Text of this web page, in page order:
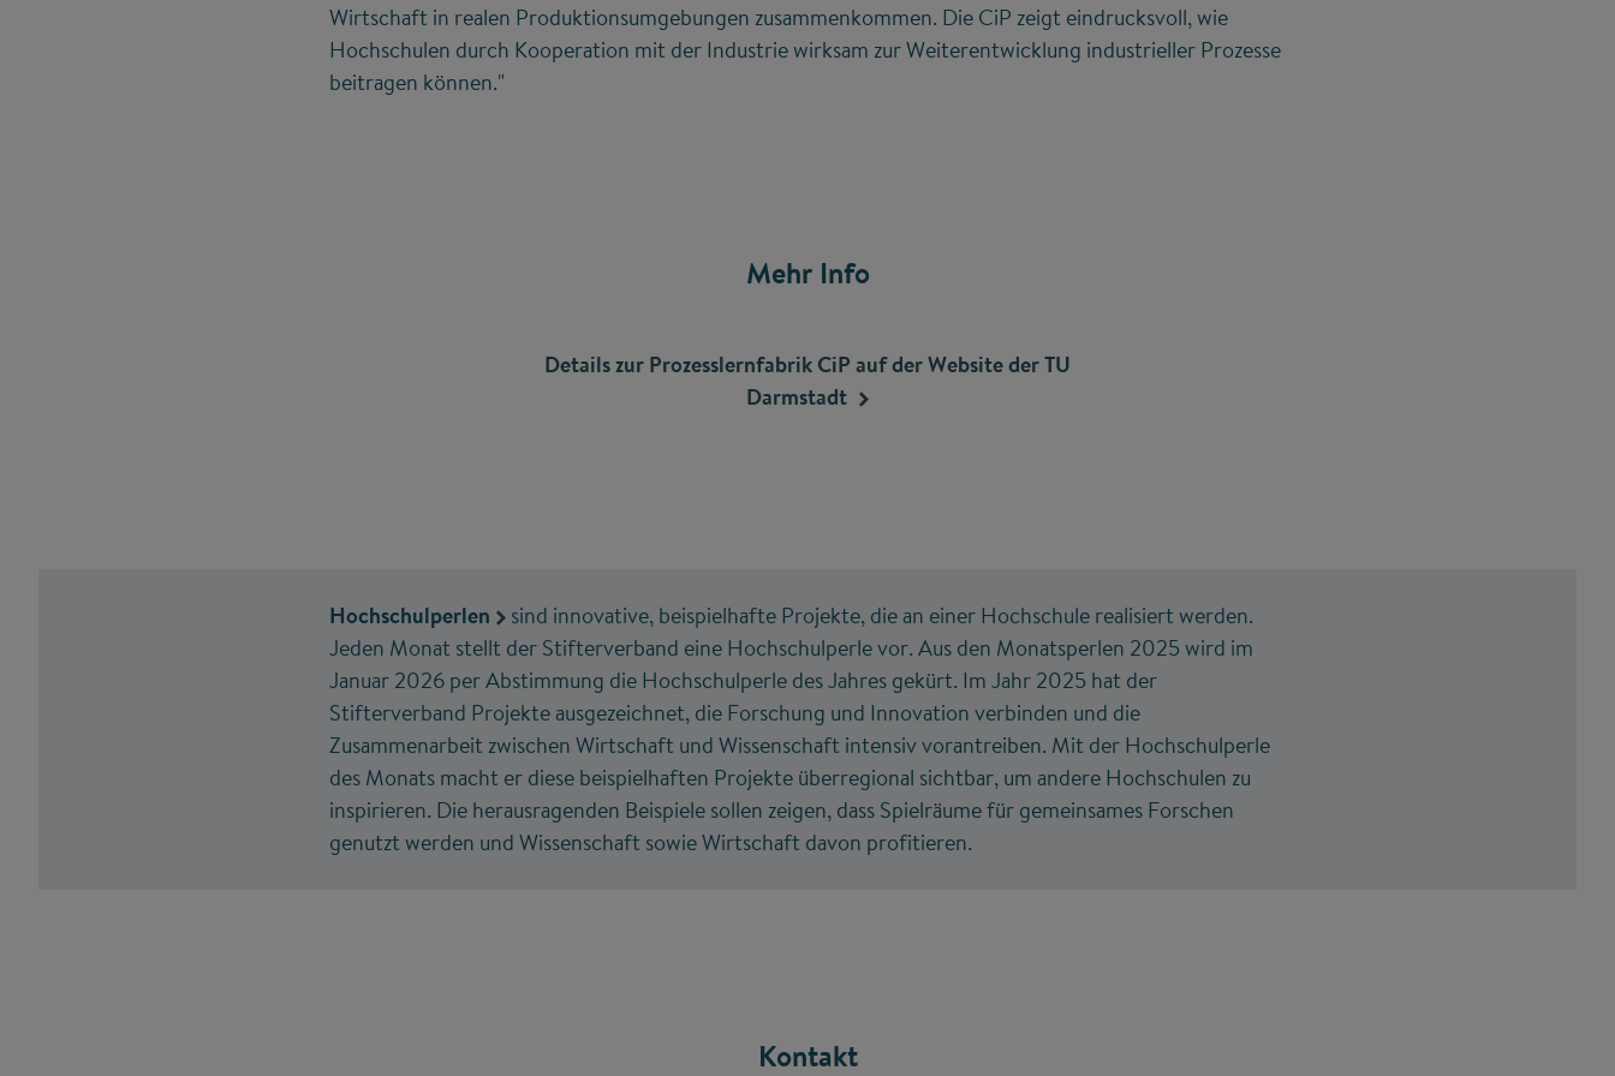
Wirtschaft in realen Produktionsumgebungen zusammenkommen. Die CiP zeigt eindrucksvoll, wie
Hochschulen durch Kooperation mit der Industrie wirksam zur Weiterentwicklung industrieller Prozesse
beitragen können."
Mehr Info
Details zur Prozesslernfabrik CiP auf der Website der TU
Darmstadt
Hochschulperlen
sind innovative, beispielhafte Projekte, die an einer Hochschule realisiert werden.
Jeden Monat stellt der Stifterverband eine Hochschulperle vor. Aus den Monatsperlen 2025 wird im
Januar 2026 per Abstimmung die Hochschulperle des Jahres gekürt. Im Jahr 2025 hat der
Stifterverband Projekte ausgezeichnet, die Forschung und Innovation verbinden und die
Zusammenarbeit zwischen Wirtschaft und Wissenschaft intensiv vorantreiben. Mit der Hochschulperle
des Monats macht er diese beispielhaften Projekte überregional sichtbar, um andere Hochschulen zu
inspirieren. Die herausragenden Beispiele sollen zeigen, dass Spielräume für gemeinsames Forschen
genutzt werden und Wissenschaft sowie Wirtschaft davon profitieren.
Kontakt